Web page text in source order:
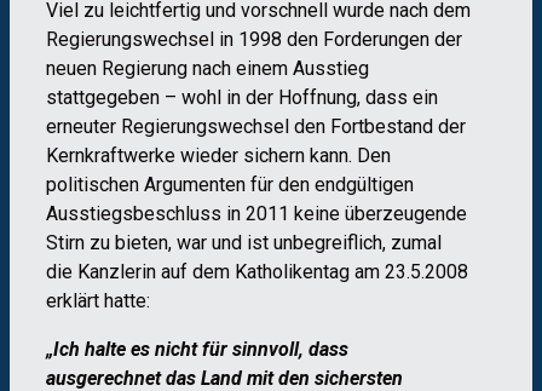
Viel zu leichtfertig und vorschnell wurde nach dem
Regierungswechsel in 1998 den Forderungen der
neuen Regierung nach einem Ausstieg
stattgegeben – wohl in der Hoffnung, dass ein
erneuter Regierungswechsel den Fortbestand der
Kernkraftwerke wieder sichern kann. Den
politischen Argumenten für den endgültigen
Ausstiegsbeschluss in 2011 keine überzeugende
Stirn zu bieten, war und ist unbegreiflich, zumal
die Kanzlerin auf dem Katholikentag am 23.5.2008
erklärt hatte:
„Ich halte es nicht für sinnvoll, dass
ausgerechnet das Land mit den sichersten